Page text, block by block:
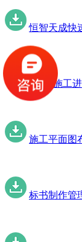
恒智天成快
第3代施工
施工平面图
标书制作管